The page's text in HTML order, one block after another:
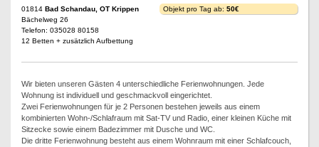
01814 Bad Schandau, OT Krippen
Bächelweg 26
Telefon: 035028 80158
12 Betten + zusätzlich Aufbettung
Objekt pro Tag ab: 50€
Wir bieten unseren Gästen 4 unterschiedliche Ferienwohnungen. Jede
Wohnung ist individuell und geschmackvoll eingerichtet.
Zwei Ferienwohnungen für je 2 Personen bestehen jeweils aus einem
kombinierten Wohn-/Schlafraum mit Sat-TV und Radio, einer kleinen Küche mit
Sitzecke sowie einem Badezimmer mit Dusche und WC.
Die dritte Ferienwohnung besteht aus einem Wohnraum mit einer Schlafcouch,